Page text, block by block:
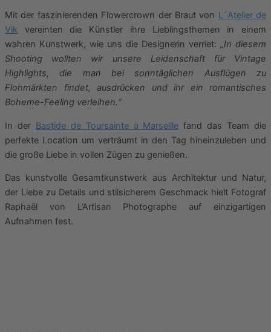
Mit der faszinierenden Flowercrown der Braut von L´Atelier de
Vik vereinten die Künstler ihre Lieblingsthemen in einem
wahren Kunstwerk, wie uns die Designerin verriet: „In diesem
Shooting wollten wir unsere Leidenschaft für Vintage
Highlights, die man bei sonntäglichen Ausflügen zu
Flohmärkten findet, ausdrücken und ihr ein romantisches
Boheme-Feeling verleihen.“
In der Bastide de Toursainte à Marseille fand das Team die
perfekte Location um verträumt in den Tag hineinzuleben und
die große Liebe in vollen Zügen zu genießen.
Das kunstvolle Gesamtkunstwerk aus Architektur und Natur,
der Liebe zu Details und stilsicherem Geschmack hielt Fotograf
Raphaël von L’Artisan Photographe auf einzigartigen
Aufnahmen fest.